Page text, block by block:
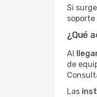
Si
¿Qué
Al
de
Las